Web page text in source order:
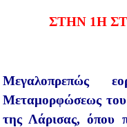
ΣΤΗΝ 1Η
Μεγαλοπρεπώς
Μεταμορφώσεως του
της Λάρισας, όπου